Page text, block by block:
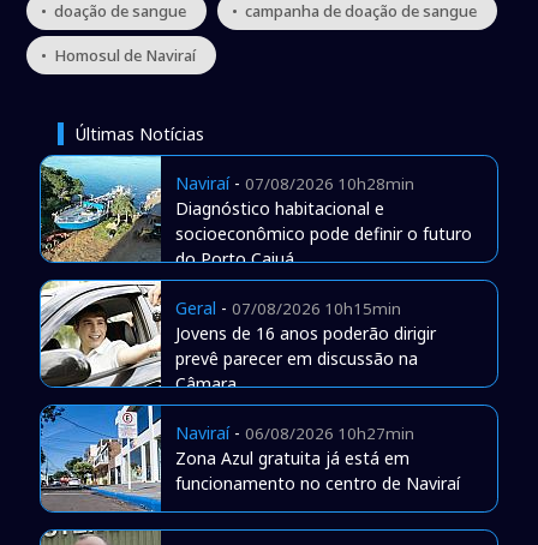
• doação de sangue • campanha de doação de sangue
• Homosul de Naviraí
Últimas Notícias
Naviraí- 07/08/2026 10h28min
Diagnóstico habitacional e
socioeconômico pode definir o futuro
do Porto Caiuá
Geral - 07/08/2026 10h15min
Jovens de 16 anos poderão dirigir
prevê parecer em discussão na
Câmara
Naviraí- 06/08/2026 10h27min
Zona Azul gratuita já está em
funcionamento no centro de Naviraí